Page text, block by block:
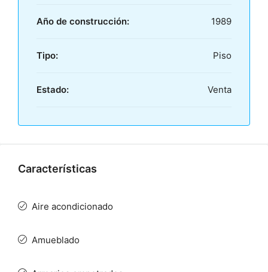
Año de construcción: 1989
Tipo: Piso
Estado: Venta
Características
Aire acondicionado
Amueblado